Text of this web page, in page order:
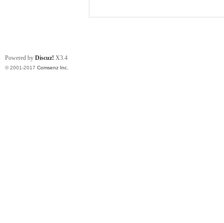
Powered by Discuz! X3.4
© 2001-2017 Comsenz Inc.